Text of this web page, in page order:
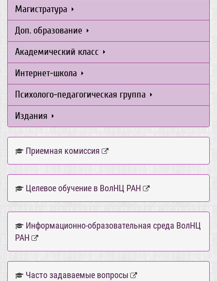
Магистратура
Доп. образование
Академический класс
Интернет-школа
Психолого-педагогическая группа
Издания
Приемная комиссия
Целевое обучение в ВолНЦ РАН
Информационно-образовательная среда ВолНЦ
РАН
Часто задаваемые вопросы